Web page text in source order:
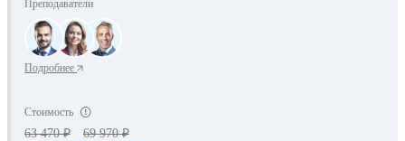
Преподаватели
Подробнее
Стоимость
63 470 ₽ 69 970 ₽